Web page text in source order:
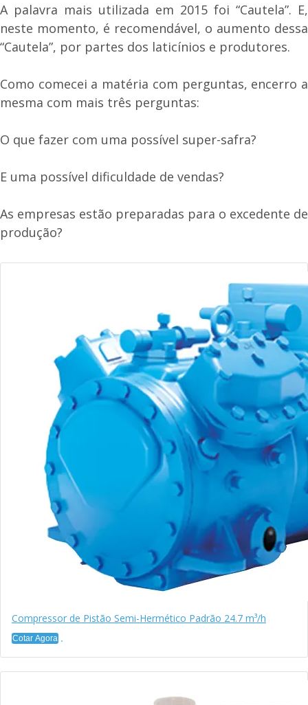
A palavra mais utilizada em 2015 foi “Cautela”. E,
neste momento, é recomendável, o aumento dessa
“Cautela”, por partes dos laticínios e produtores.
Como comecei a matéria com perguntas, encerro a
mesma com mais três perguntas:
O que fazer com uma possível super-safra?
E uma possível dificuldade de vendas?
As empresas estão preparadas para o excedente de
produção?
Compressor de Pistão Semi-Hermético Padrão 24.7 m³/h
Cotar Agora